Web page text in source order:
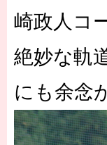
崎政人コ
絶妙な軌
にも余念